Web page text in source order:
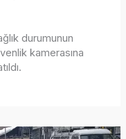
durumunun
kamerasına